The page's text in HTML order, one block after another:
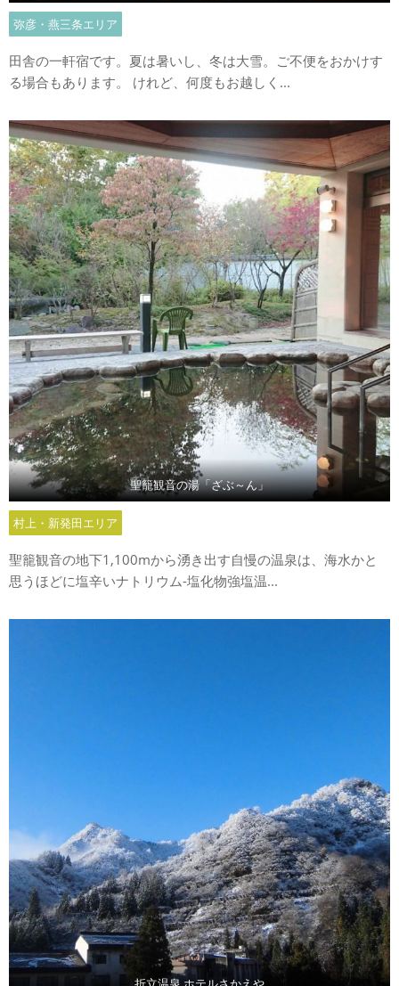
弥彦・燕三条エリア
田舎の一軒宿です。夏は暑いし、冬は大雪。ご不便をおかけす
る場合もあります。 けれど、何度もお越しく...
聖籠観音の湯「ざぶ～ん」
村上・新発田エリア
聖籠観音の地下1,100mから湧き出す自慢の温泉は、海水かと
思うほどに塩辛いナトリウム-塩化物強塩温...